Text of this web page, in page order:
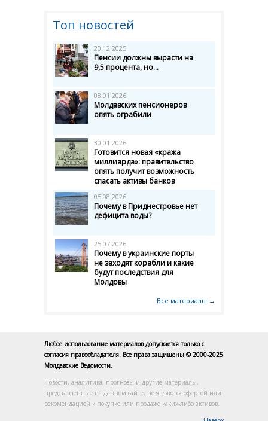
Топ новостей
20.12.2025
Пенсии должны вырасти на
9,5 процента, но...
08.01.2026
Молдавских пенсионеров
опять ограбили
30.01.2026
Готовится новая «кража
миллиарда»: правительство
опять получит возможность
спасать активы банков
05.08.2026
Почему в Приднестровье нет
дефицита воды?
25.07.2026
Почему в украинские порты
не заходят корабли и какие
будут последствия для
Молдовы
Все материалы →
Любое использование материалов допускается только с
согласия правообладателя. Все права защищены © 2000-2025
Молдавские Ведомости.
Новости, аналитика, прогнозы и другие материалы,
представленные на данном сайте, не являются офертой или
рекомендацией к покупке или продаже каких-либо активов.